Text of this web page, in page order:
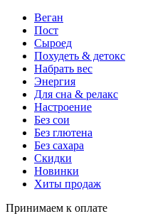
Веган
Пост
Сыроед
Похудеть & детокс
Набрать вес
Энергия
Для сна & релакс
Настроение
Без сои
Без глютена
Без сахара
Скидки
Новинки
Хиты продаж
Принимаем к оплате